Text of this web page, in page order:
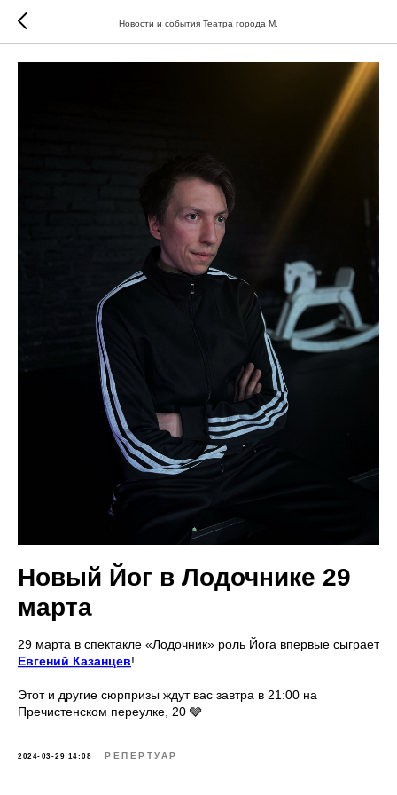
Новости и события Театра города М.
Новый Йог в Лодочнике 29
марта
29 марта в спектакле «Лодочник» роль Йога впервые сыграет
Евгений Казанцев!
Этот и другие сюрпризы ждут вас завтра в 21:00 на
Пречистенском переулке, 20 🩶
2024-03-29 14:08 РЕПЕРТУАР